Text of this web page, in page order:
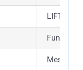
LIFT
Fungsi
Mesin ini